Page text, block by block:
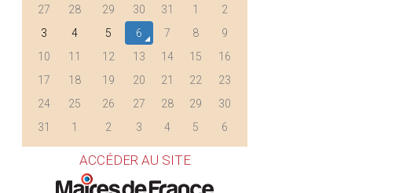
27
28 29 30 31 1
2
3
4 5 6 7 8
9
10
11 12 13 14 15
16
17
18 19 20 21 22
23
24
25 26 27 28 29
30
31
1 2 3 4 5 6
ACCÉDER AU SITE